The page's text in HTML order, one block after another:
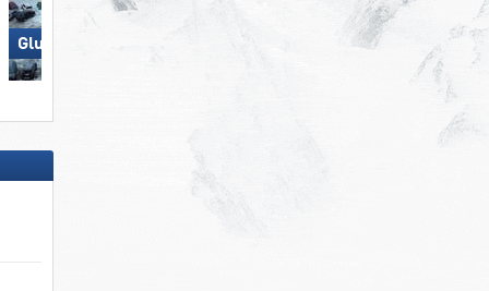
Glungezer – Tulfes
Nauders am Reschenpass –
Bergkastel